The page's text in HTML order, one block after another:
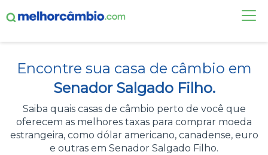
CASAS DE CÂMBIO
DÓLAR HOJE
ALERTA DE CÂMBIO
Encontre sua casa de câmbio em
Senador Salgado Filho.
Saiba quais casas de câmbio perto de você que
oferecem as melhores taxas para comprar moeda
estrangeira, como dólar americano, canadense, euro
e outras em Senador Salgado Filho.